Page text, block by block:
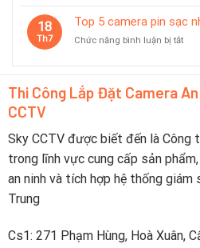
8
báo
trực
tiếp
18
Th7
Top 5 camera pin sạc
Chức năng bình luận bị tắtở
pin
dưới
2
Thi Công Lắp Đặt Camera
CCTV
Sky CCTV được biết đến là Công
trong lĩnh vực cung cấp sản
an ninh và tích hợp hệ thống
Trung
Cs1: 271 Phạm Hùng, Hoà Xuân,